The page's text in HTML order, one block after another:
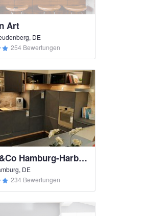
Art
DE
254 Bewertungen
Küche&Co Hamburg-Harburg
DE
234 Bewertungen